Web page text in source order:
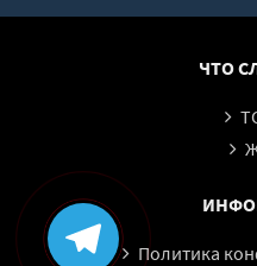
ЧТО
Политика